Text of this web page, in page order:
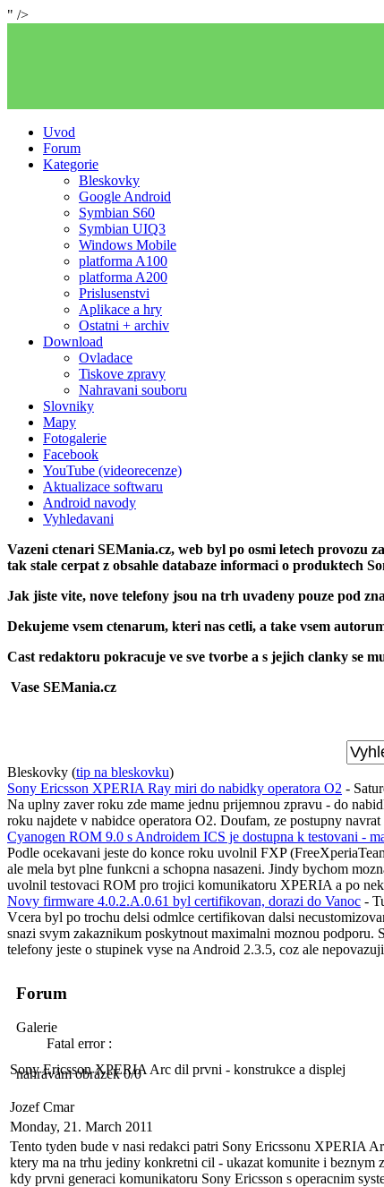
" />
Uvod
Forum
Kategorie
Bleskovky
Google Android
Symbian S60
Symbian UIQ3
Windows Mobile
platforma A100
platforma A200
Prislusenstvi
Aplikace a hry
Ostatni + archiv
Download
Ovladace
Tiskove zpravy
Nahravani souboru
Slovniky
Mapy
Fotogalerie
Facebook
YouTube (videorecenze)
Aktualizace softwaru
Android navody
Vyhledavani
Vazeni ctenari SEMania.cz, web byl po osmi letech provozu
tak stale cerpat z obsahle databaze informaci o produktech
Jak jiste vite, nove telefony jsou na trh uvadeny pouze pod
Dekujeme vsem ctenarum, kteri nas cetli, a take vsem
Cast redaktoru pokracuje ve sve tvorbe a s jejich clanky se
Vase SEMania.cz
Bleskovky (tip na bleskovku)
Sony Ericsson XPERIA Ray miri do nabidky operatora O2 -
Na uplny zaver roku zde mame jednu prijemnou zpravu - do
roku najdete v nabidce operatora O2. Doufam, ze postupny
Cyanogen ROM 9.0 s Androidem ICS je dostupna k testovani -
Podle ocekavani jeste do konce roku uvolnil FXP
ale mela byt plne funkcni a schopna nasazeni. Jindy bychom
uvolnil testovaci ROM pro trojici komunikatoru XPERIA a po
Novy firmware 4.0.2.A.0.61 byl certifikovan, dorazi do Vanoc -
Vcera byl po trochu delsi odmlce certifikovan dalsi
snazi svym zakaznikum poskytnout maximalni moznou podporu.
telefony jeste o stupinek vyse na Android 2.3.5, coz ale
Forum
Galerie
Fatal error :
nahrávám obrázek 0/0
Sony Ericsson XPERIA Arc dil prvni - konstrukce a displej
Jozef Cmar
Monday, 21. March 2011
Tento tyden bude v nasi redakci patri Sony Ericssonu XPERIA
ktery ma na trhu jediny konkretni cil - ukazat komunite i beznym
kdy prvni generaci komunikatoru Sony Ericsson s operacnim